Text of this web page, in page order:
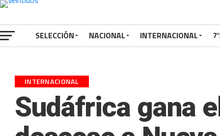
SELECCIÓN NACIONAL INTERNACIONAL
INTERNACIONAL
Sudáfrica gana